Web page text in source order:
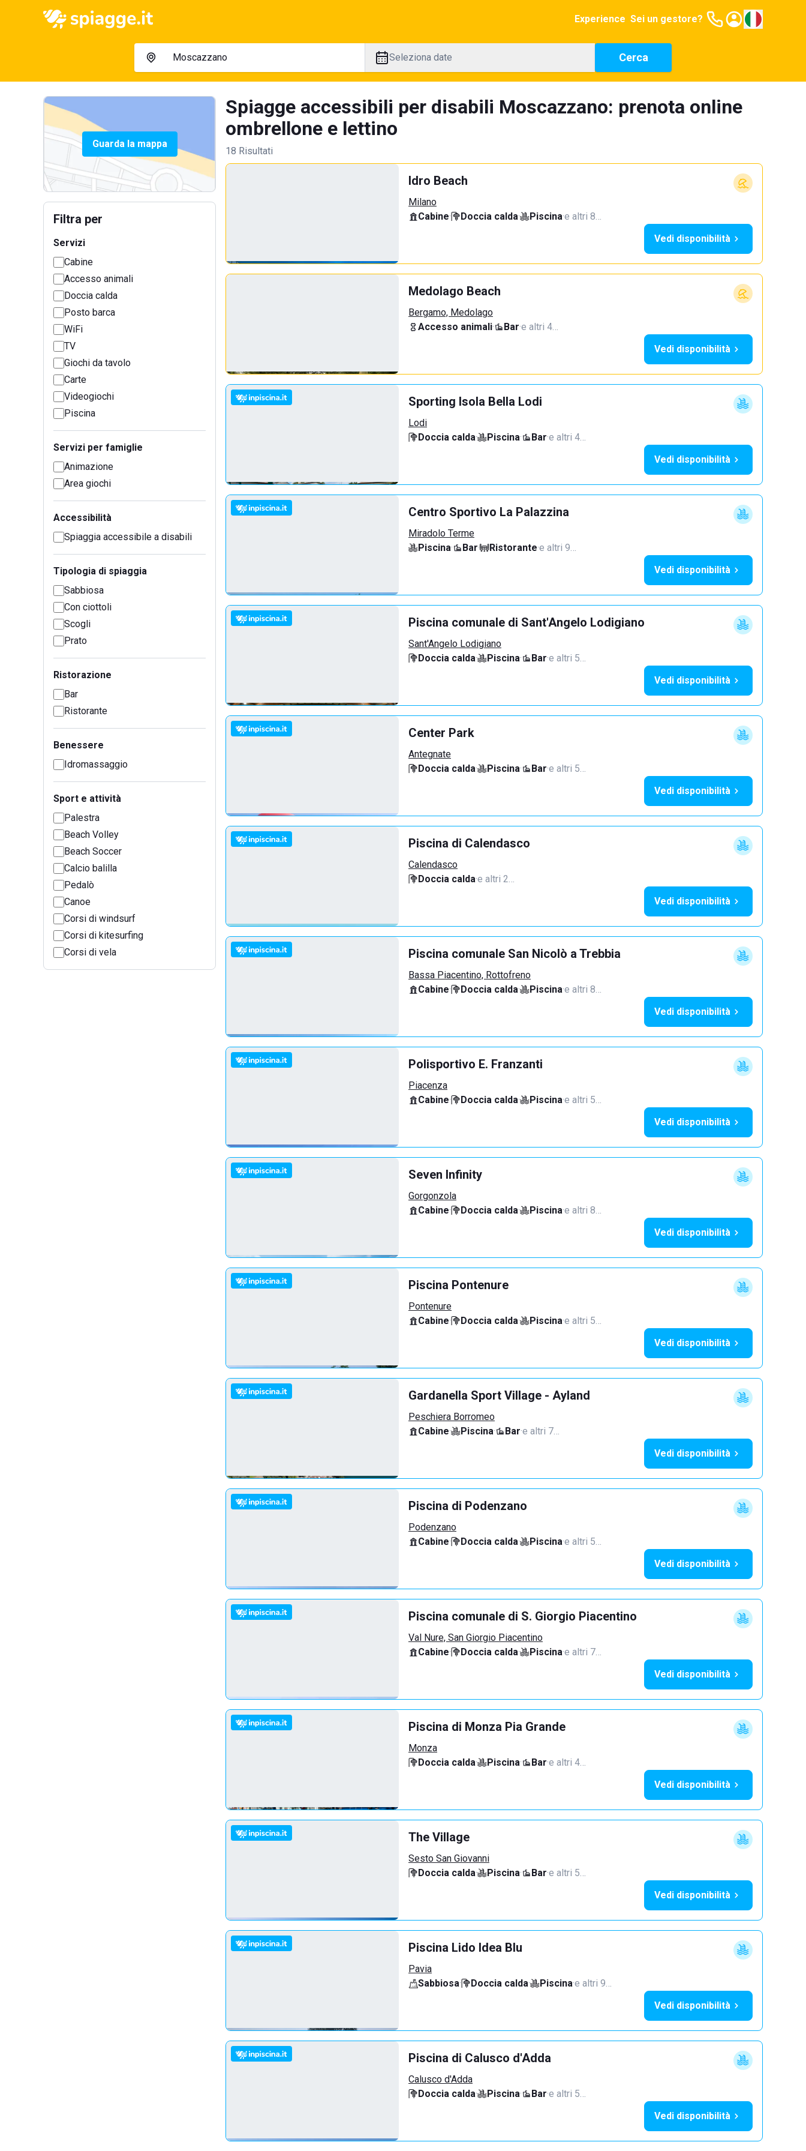
Experience Sei un gestore?
Seleziona date Cerca
Guarda la mappa
Filtra per
Servizi
Cabine
Accesso animali
Doccia calda
Posto barca
WiFi
TV
Giochi da tavolo
Carte
Videogiochi
Piscina
Servizi per famiglie
Animazione
Area giochi
Accessibilità
Spiaggia accessibile a disabili
Tipologia di spiaggia
Sabbiosa
Con ciottoli
Scogli
Prato
Ristorazione
Bar
Ristorante
Benessere
Idromassaggio
Sport e attività
Palestra
Beach Volley
Beach Soccer
Calcio balilla
Pedalò
Canoe
Corsi di windsurf
Corsi di kitesurfing
Corsi di vela
Spiagge accessibili per disabili Moscazzano: prenota online
ombrellone e lettino
18 Risultati
Idro Beach
Milano
Cabine· Doccia calda· Piscina·e altri 8…
Vedi disponibilità
Medolago Beach
Bergamo, Medolago
Accesso animali· Bar·e altri 4…
Vedi disponibilità
Sporting Isola Bella Lodi
Lodi
Doccia calda· Piscina· Bar·e altri 4…
Vedi disponibilità
Centro Sportivo La Palazzina
Miradolo Terme
Piscina· Bar· Ristorante·e altri 9…
Vedi disponibilità
Piscina comunale di Sant'Angelo Lodigiano
Sant'Angelo Lodigiano
Doccia calda· Piscina· Bar·e altri 5…
Vedi disponibilità
Center Park
Antegnate
Doccia calda· Piscina· Bar·e altri 5…
Vedi disponibilità
Piscina di Calendasco
Calendasco
Doccia calda·e altri 2…
Vedi disponibilità
Piscina comunale San Nicolò a Trebbia
Bassa Piacentino, Rottofreno
Cabine· Doccia calda· Piscina·e altri 8…
Vedi disponibilità
Polisportivo E. Franzanti
Piacenza
Cabine· Doccia calda· Piscina·e altri 5…
Vedi disponibilità
Seven Infinity
Gorgonzola
Cabine· Doccia calda· Piscina·e altri 8…
Vedi disponibilità
Piscina Pontenure
Pontenure
Cabine· Doccia calda· Piscina·e altri 5…
Vedi disponibilità
Gardanella Sport Village - Ayland
Peschiera Borromeo
Cabine· Piscina· Bar·e altri 7…
Vedi disponibilità
Piscina di Podenzano
Podenzano
Cabine· Doccia calda· Piscina·e altri 5…
Vedi disponibilità
Piscina comunale di S. Giorgio Piacentino
Val Nure, San Giorgio Piacentino
Cabine· Doccia calda· Piscina·e altri 7…
Vedi disponibilità
Piscina di Monza Pia Grande
Monza
Doccia calda· Piscina· Bar·e altri 4…
Vedi disponibilità
The Village
Sesto San Giovanni
Doccia calda· Piscina· Bar·e altri 5…
Vedi disponibilità
Piscina Lido Idea Blu
Pavia
Sabbiosa· Doccia calda· Piscina·e altri 9…
Vedi disponibilità
Piscina di Calusco d'Adda
Calusco d'Adda
Doccia calda· Piscina· Bar·e altri 5…
Vedi disponibilità